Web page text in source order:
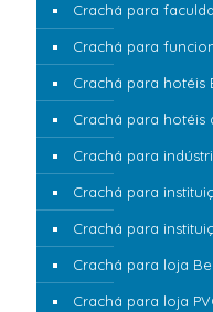
Crachá para
Crachá para
Crachá para hotéis
Crachá para hotéis
Crachá para
Crachá para
Crachá para
Crachá para loja
Crachá para loja